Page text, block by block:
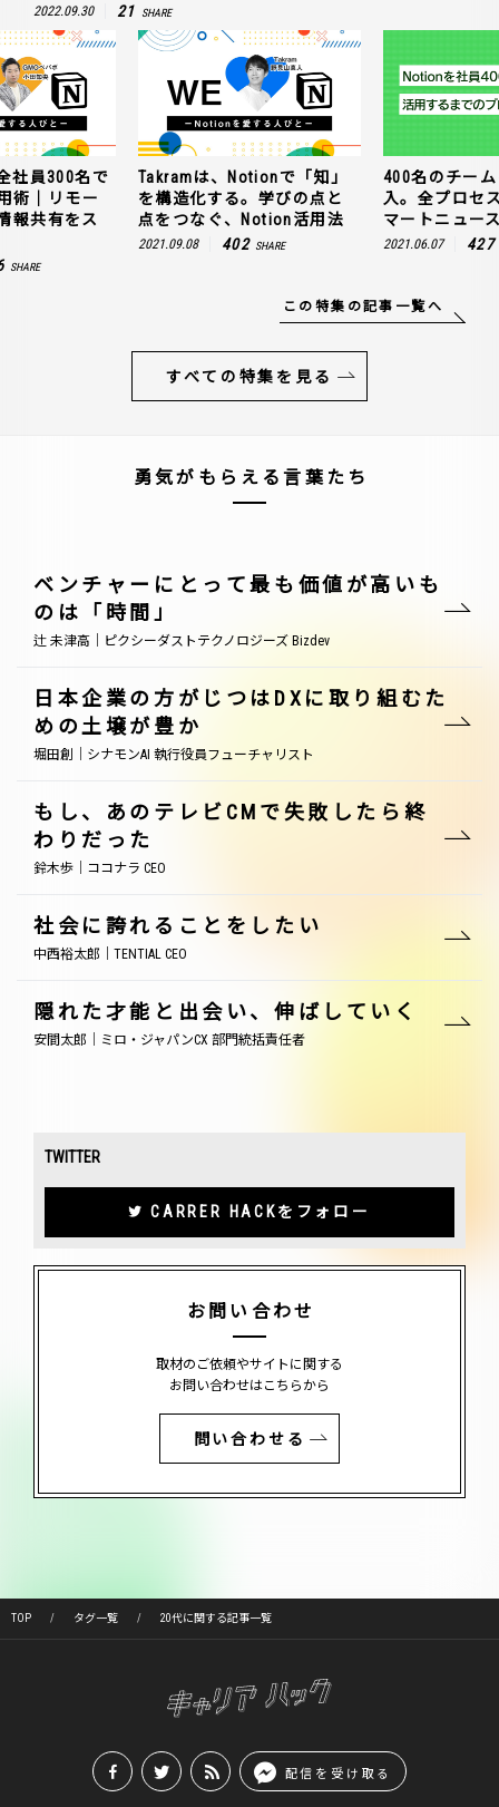
2022.09.30 21 SHARE
社員300名で
術｜リモー
報共有をス
SHARE
Takramは、Notionで「知」
を構造化する。学びの点と
点をつなぐ、Notion活用法
2021.09.08 402 SHARE
400名のチー
入。全プロセ
マートニュー
2021.06.07 427
この特集の記事一覧へ
すべての特集を見る
勇気がもらえる言葉たち
ベンチャーにとって最も価値が高いも
のは「時間」
辻 未津高｜ピクシーダストテクノロジーズ Bizdev
日本企業の方がじつはDXに取り組むた
めの土壌が豊か
堀田創｜シナモンAI 執行役員フューチャリスト
もし、あのテレビCMで失敗したら終
わりだった
鈴木歩｜ココナラ CEO
社会に誇れることをしたい
中西裕太郎｜TENTIAL CEO
隠れた才能と出会い、伸ばしていく
安間太郎｜ミロ・ジャパンCX 部門統括責任者
TWITTER
CARRER HACKをフォロー
お問い合わせ
取材のご依頼やサイトに関する
お問い合わせはこちらから
問い合わせる
TOP タグ一覧 20代に関する記事一覧
配信を受け取る